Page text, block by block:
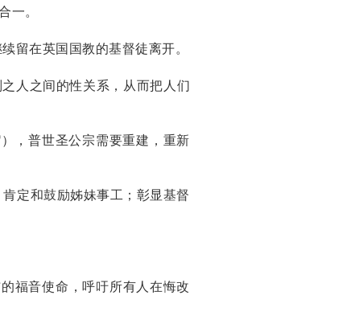
一。
留在英国国教的基督徒离开。
人之间的性关系，从而把人们
，普世圣公宗需要重建，重新
定和鼓励姊妹事工；彰显基督
福音使命，呼吁所有人在悔改